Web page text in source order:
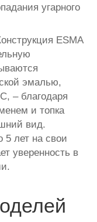
угарного
ESMA
эмалью,
– благодаря
и топка
вид.
5 лет на свои
уверенность в